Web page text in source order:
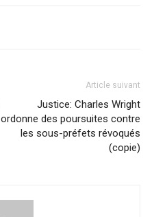
Article suivant
Justice: Charles Wright
ordonne des poursuites contre
les sous-préfets révoqués
(copie)